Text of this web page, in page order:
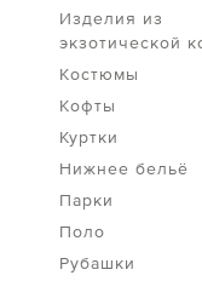
Изделия из
экзотической
Костюмы
Кофты
Куртки
Нижнее бельё
Парки
Поло
Рубашки